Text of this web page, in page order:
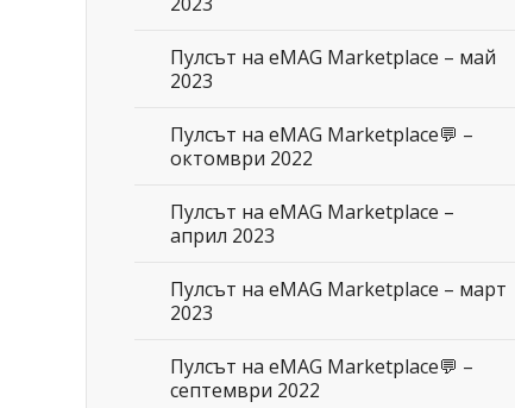
Пулсът на eMAG Marketplace – май
2023
Пулсът на eMAG Marketplace💬 –
октомври 2022
Пулсът на eMAG Marketplace –
април 2023
Пулсът на eMAG Marketplace – март
2023
Пулсът на eMAG Marketplace💬 –
септември 2022